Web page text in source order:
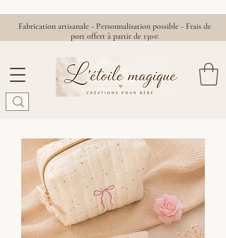
Fabrication artisanale - Personnalisation possible - Frais de
port offert à partir de 130€